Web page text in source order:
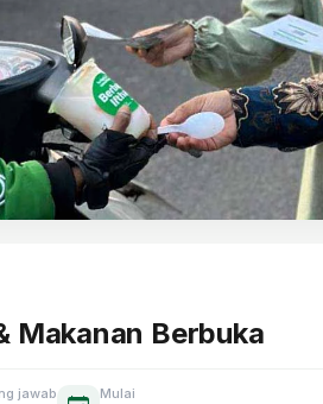
Makanan Berbuka
jawab Mulai